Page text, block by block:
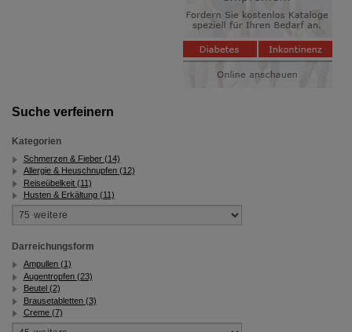
Suche verfeinern
Kategorien
Schmerzen & Fieber (14)
Allergie & Heuschnupfen (12)
Reiseübelkeit (11)
Husten & Erkältung (11)
Darreichungsform
Ampullen (1)
Augentropfen (23)
Beutel (2)
Brausetabletten (3)
Creme (7)